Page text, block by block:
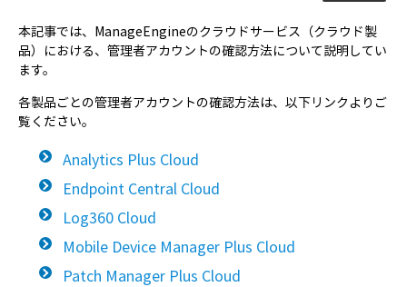
本記事では、ManageEngineのクラウドサービス（クラウド製
品）における、管理者アカウントの確認方法について説明してい
ます。
各製品ごとの管理者アカウントの確認方法は、以下リンクよりご
覧ください。
Analytics Plus Cloud
Endpoint Central Cloud
Log360 Cloud
Mobile Device Manager Plus Cloud
Patch Manager Plus Cloud